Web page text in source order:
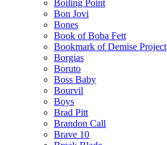
Boiling Point
Bon Jovi
Bones
Book of Boba Fett
Bookmark of Demise Project
Borgias
Boruto
Boss Baby
Bourvil
Boys
Brad Pitt
Brandon Call
Brave 10